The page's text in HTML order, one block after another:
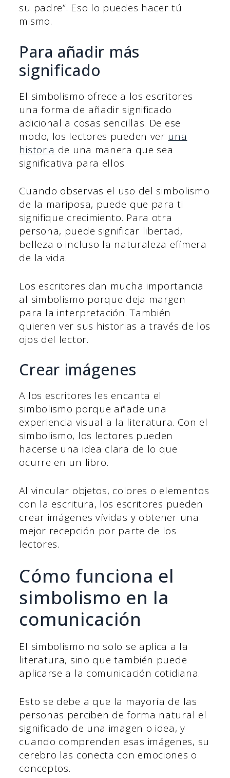
su padre”. Eso lo puedes hacer tú
mismo.
Para añadir más
significado
El simbolismo ofrece a los escritores
una forma de añadir significado
adicional a cosas sencillas. De ese
modo, los lectores pueden ver una
historia de una manera que sea
significativa para ellos.
Cuando observas el uso del simbolismo
de la mariposa, puede que para ti
signifique crecimiento. Para otra
persona, puede significar libertad,
belleza o incluso la naturaleza efímera
de la vida.
Los escritores dan mucha importancia
al simbolismo porque deja margen
para la interpretación. También
quieren ver sus historias a través de los
ojos del lector.
Crear imágenes
A los escritores les encanta el
simbolismo porque añade una
experiencia visual a la literatura. Con el
simbolismo, los lectores pueden
hacerse una idea clara de lo que
ocurre en un libro.
Al vincular objetos, colores o elementos
con la escritura, los escritores pueden
crear imágenes vívidas y obtener una
mejor recepción por parte de los
lectores.
Cómo funciona el
simbolismo en la
comunicación
El simbolismo no solo se aplica a la
literatura, sino que también puede
aplicarse a la comunicación cotidiana.
Esto se debe a que la mayoría de las
personas perciben de forma natural el
significado de una imagen o idea, y
cuando comprenden esas imágenes, su
cerebro las conecta con emociones o
conceptos.